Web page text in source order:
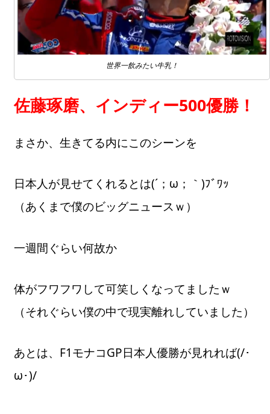
世界一飲みたい牛乳！
佐藤琢磨、インディー500優勝！
まさか、生きてる内にこのシーンを
日本人が見せてくれるとは(´；ω；｀)ﾌﾞﾜｯ
（あくまで僕のビッグニュースｗ）
一週間ぐらい何故か
体がフワフワして可笑しくなってましたｗ
（それぐらい僕の中で現実離れしていました）
あとは、F1モナコGP日本人優勝が見れれば(/･
ω･)/